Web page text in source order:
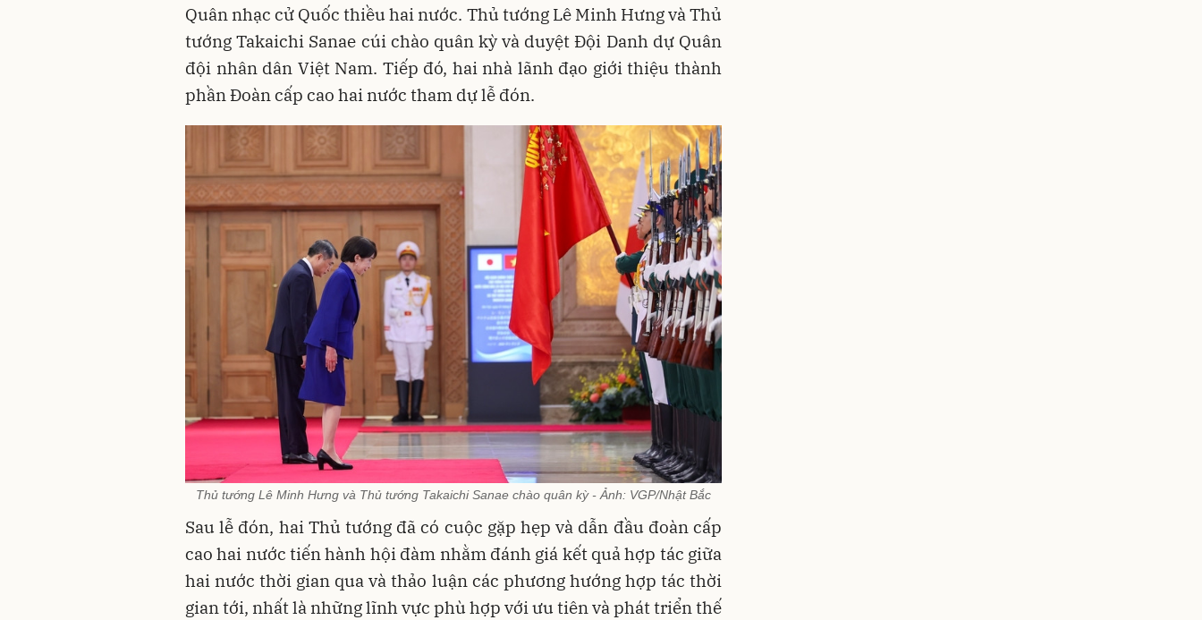
Quân nhạc cử Quốc thiều hai nước. Thủ tướng Lê Minh Hưng và Thủ
tướng Takaichi Sanae cúi chào quân kỳ và duyệt Đội Danh dự Quân
đội nhân dân Việt Nam. Tiếp đó, hai nhà lãnh đạo giới thiệu thành
phần Đoàn cấp cao hai nước tham dự lễ đón.
Thủ tướng Lê Minh Hưng và Thủ tướng Takaichi Sanae chào quân kỳ - Ảnh: VGP/Nhật Bắc
Sau lễ đón, hai Thủ tướng đã có cuộc gặp hẹp và dẫn đầu đoàn cấp
cao hai nước tiến hành hội đàm nhằm đánh giá kết quả hợp tác giữa
hai nước thời gian qua và thảo luận các phương hướng hợp tác thời
gian tới, nhất là những lĩnh vực phù hợp với ưu tiên và phát triển thế